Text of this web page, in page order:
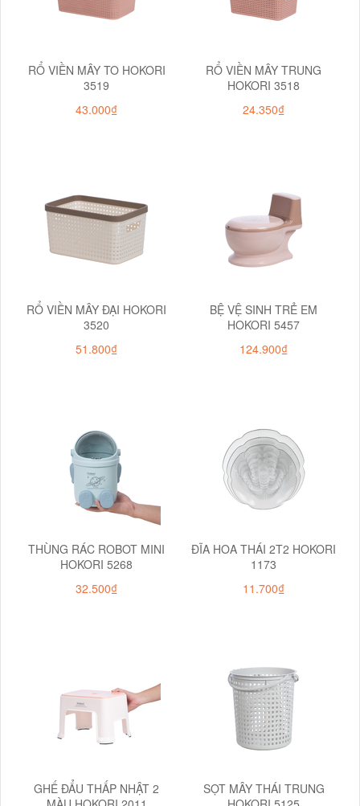
RỔ VIỀN MÂY TO HOKORI
3519
43.000₫
RỔ VIỀN MÂY TRUNG
HOKORI 3518
24.350₫
RỔ VIỀN MÂY ĐẠI HOKORI
3520
51.800₫
BỆ VỆ SINH TRẺ EM
HOKORI 5457
124.900₫
THÙNG RÁC ROBOT MINI
HOKORI 5268
32.500₫
ĐĨA HOA THÁI 2T2 HOKORI
1173
11.700₫
GHẾ ĐẨU THẤP NHẬT 2
SỌT MÂY THÁI TRUNG